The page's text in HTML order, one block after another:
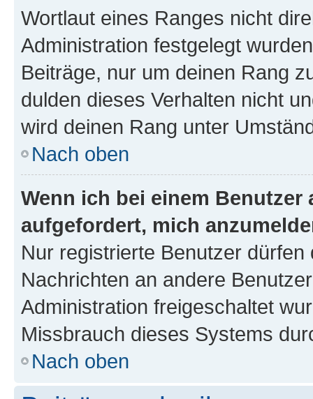
Wortlaut eines Ranges nicht
Administration festgelegt
Beiträge, nur um deinen Rang
dulden dieses Verhalten nicht
wird deinen Rang unter
Nach oben
Wenn ich bei einem
aufgefordert, mich
Nur registrierte Benutzer
Nachrichten an andere
Administration freigeschaltet
Missbrauch dieses Systems
Nach oben